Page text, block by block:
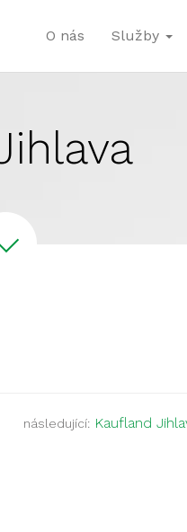
O nás Služby
následující: Kaufland